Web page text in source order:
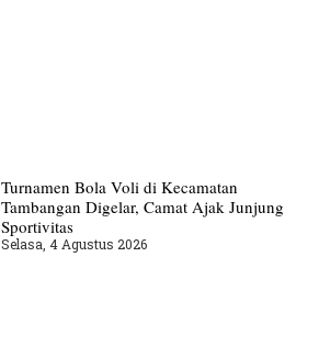
Turnamen Bola Voli di Kecamatan
Tambangan Digelar, Camat Ajak Junjung
Sportivitas
Selasa, 4 Agustus 2026